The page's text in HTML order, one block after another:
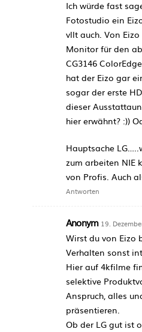
Ich würde fast
Fotostudio ein
vllt auch. Von
Monitor für den
CG3146
hat der Eizo gar
sogar der erste
dieser
hier erwähnt? :))
Hauptsache
zum arbeiten NIE
von Profis. Auch
Antworten
Anonym 19.
Wirst du von Eizo
Verhalten sonst
Hier auf 4kfilme
selektive
Anspruch, alles
präsentieren.
Ob der LG gut ist